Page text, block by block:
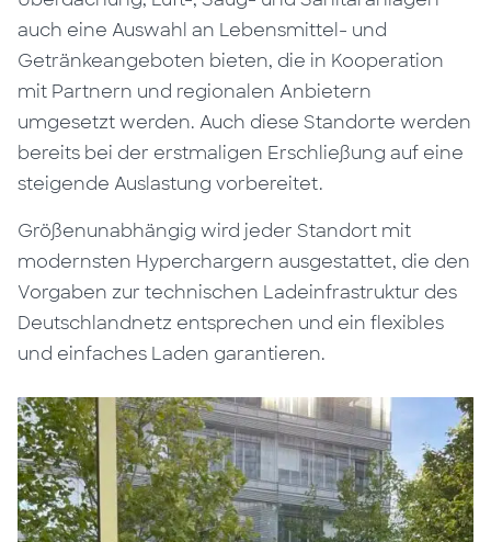
auch eine Auswahl an Lebensmittel- und
Getränkeangeboten bieten, die in Kooperation
mit Partnern und regionalen Anbietern
umgesetzt werden. Auch diese Standorte werden
bereits bei der erstmaligen Erschließung auf eine
steigende Auslastung vorbereitet.
Größenunabhängig wird jeder Standort mit
modernsten Hyperchargern ausgestattet, die den
Vorgaben zur technischen Ladeinfrastruktur des
Deutschlandnetz entsprechen und ein flexibles
und einfaches Laden garantieren.